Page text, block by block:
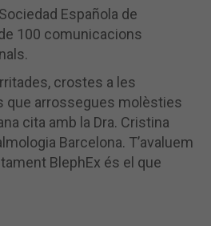
Española de
100 comunicacions
crostes a les
que arrossegues molèsties
cita amb la Dra. Cristina
Barcelona. T’avaluem
BlephEx és el que